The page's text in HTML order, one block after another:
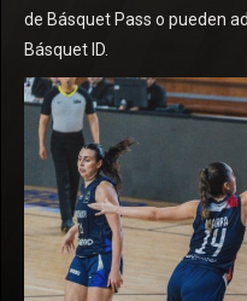
de Básquet Pass o pueden
Básquet ID.